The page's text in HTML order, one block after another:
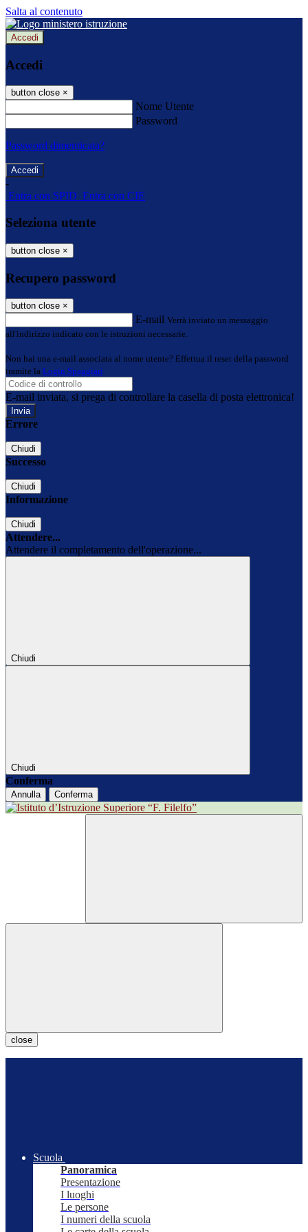
Salta al contenuto
Accedi
Accedi
button close ×
Nome Utente
Password
Password dimenticata?
-
Entra con SPID Entra con CIE
Seleziona utente
button close ×
Recupero password
button close ×
E-mail Verrà inviato un messaggio
all'indirizzo indicato con le istruzioni necessarie.
Non hai una e-mail associata al nome utente? Effettua il reset della password
tramite la Login Spaggiari
E-mail inviata, si prega di controllare la casella di posta elettronica!
Errore
Chiudi
Successo
Chiudi
Informazione
Chiudi
Attendere...
Attendere il completamento dell'operazione...
Chiudi
Chiudi
Conferma
Annulla Conferma
close
Scuola
Panoramica
Presentazione
I luoghi
Le persone
I numeri della scuola